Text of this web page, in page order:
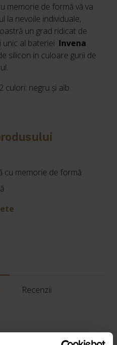
memorie de formă vă va
la nevoile individuale,
un grad ridicat de
al bateriei Invena
silicon in culoare gurii de
culori: negru și alb
cu memorie de formă
Recenzii